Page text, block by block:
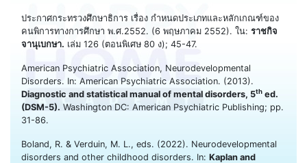
ประกาศกระทรวงศึกษาธิการ เรื่อง กำหนดประเภทและหลักเกณฑ์ของ
คนพิการทางการศึกษา พ.ศ.2552. (6 พฤษภาคม 2552). ใน: ราชกิจ
จานุเบกษา. เล่ม 126 (ตอนพิเศษ 80 ง); 45-47.
American Psychiatric Association, Neurodevelopmental
Disorders. In: American Psychiatric Association. (2013).
Diagnostic and statistical manual of mental disorders, 5th ed.
(DSM-5). Washington DC: American Psychiatric Publishing; pp.
31-86.
Boland, R. & Verduin, M. L., eds. (2022). Neurodevelopmental
disorders and other childhood disorders. In: Kaplan and